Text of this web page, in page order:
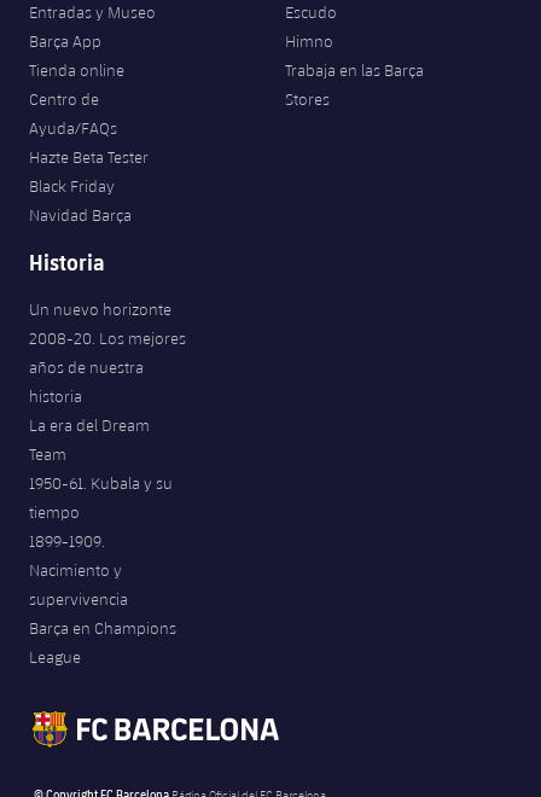
Entradas y Museo
Barça App
Tienda online
Centro de
Ayuda/FAQs
Hazte Beta Tester
Black Friday
Navidad Barça
Escudo
Himno
Trabaja en las Barça
Stores
Historia
Un nuevo horizonte
2008-20. Los mejores
años de nuestra
historia
La era del Dream
Team
1950-61. Kubala y su
tiempo
1899-1909.
Nacimiento y
supervivencia
Barça en Champions
League